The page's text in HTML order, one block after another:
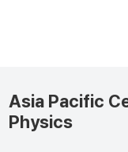
Asia Pacific
Physics